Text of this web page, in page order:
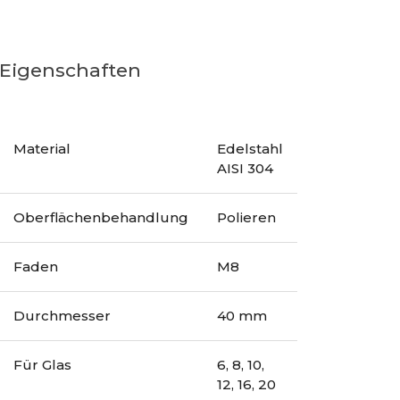
Eigenschaften
Material
Edelstahl
AISI 304
Oberflächenbehandlung Polieren
Faden M8
Durchmesser 40 mm
Für Glas
6, 8, 10,
12, 16, 20